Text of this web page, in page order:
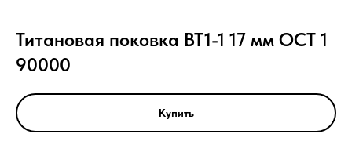
Титановая поковка ВТ1-1 17 мм ОСТ 1
90000
Купить